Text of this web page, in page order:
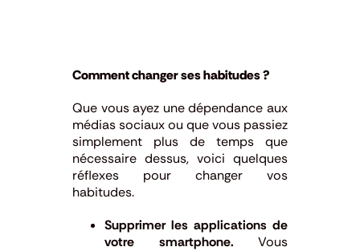
Comment changer ses habitudes ?
Que vous ayez une dépendance aux
médias sociaux ou que vous passiez
simplement plus de temps que
nécessaire dessus, voici quelques
réflexes pour changer vos
habitudes.
Supprimer les applications de
votre smartphone. Vous